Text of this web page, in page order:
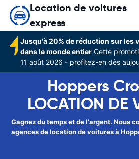
Location de voitures
express
Jusqu'à 20% de réduction sur les
dans le monde entier Cette
11 août 2026 - profitez-en dès
Hoppers
LOCATION DE
Gagnez du temps et de l'argent. Nous
agences de location de voitures à